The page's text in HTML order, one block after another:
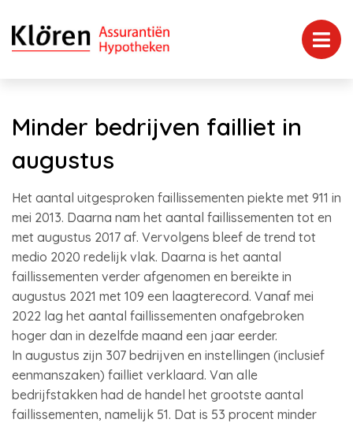
Minder bedrijven failliet in
augustus
Het aantal uitgesproken faillissementen piekte met 911 in
mei 2013. Daarna nam het aantal faillissementen tot en
met augustus 2017 af. Vervolgens bleef de trend tot
medio 2020 redelijk vlak. Daarna is het aantal
faillissementen verder afgenomen en bereikte in
augustus 2021 met 109 een laagterecord. Vanaf mei
2022 lag het aantal faillissementen onafgebroken
hoger dan in dezelfde maand een jaar eerder.
In augustus zijn 307 bedrijven en instellingen (inclusief
eenmanszaken) failliet verklaard. Van alle
bedrijfstakken had de handel het grootste aantal
faillissementen, namelijk 51. Dat is 53 procent minder